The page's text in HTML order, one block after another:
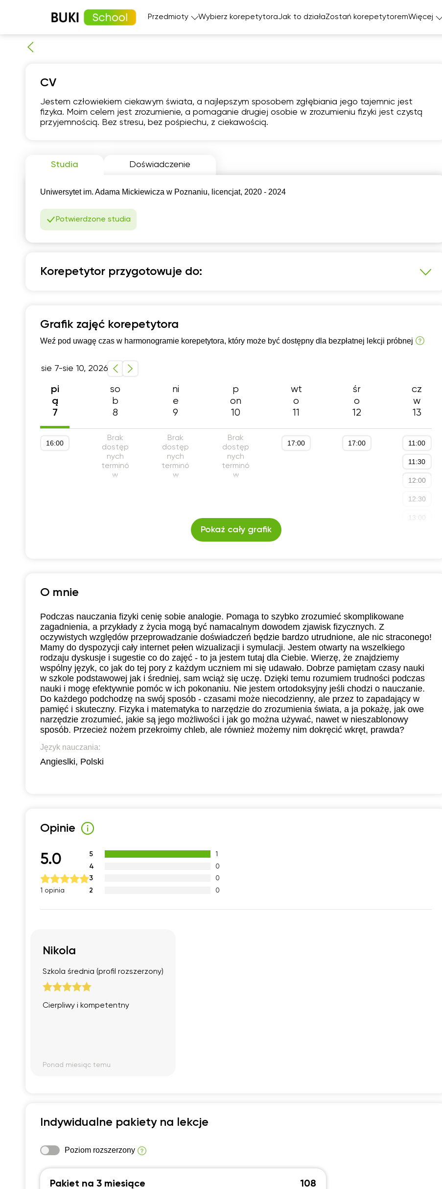
Przedmioty
Język polski
Chemia
Biologia
Język niemiecki
Język hiszpański
Wybierz korepetytoraJak to działaZostań korepetytoremWięcej
CV
Jestem człowiekiem ciekawym świata, a najlepszym sposobem zgłębiania jego tajemnic jest
fizyka. Moim celem jest zrozumienie, a pomaganie drugiej osobie w zrozumieniu fizyki jest czystą
przyjemnością. Bez stresu, bez pośpiechu, z ciekawością.
Studia Doświadczenie
Uniwersytet im. Adama Mickiewicza w Poznaniu, licencjat, 2020 - 2024
Potwierdzone studia
Korepetytor przygotowuje do:
Szkoła podstawowa 4-6 klasa
Szkola średnia (profil rozszerzony)
Grafik zajęć korepetytora
Weź pod uwagę czas w harmonogramie korepetytora, który może być dostępny dla bezpłatnej lekcji próbnej
sie 7-sie 10, 2026
pi
ą
7
so
b
8
ni
e
9
p
on
10
wt
o
11
śr
o
12
cz
w
13
16:00
Brak
dostęp
nych
terminó
w
Brak
dostęp
nych
terminó
w
Brak
dostęp
nych
terminó
w
17:00 17:00 11:00
11:30
12:00
12:30
13:00
Pokaż cały grafik
O mnie
Podczas nauczania fizyki cenię sobie analogie. Pomaga to szybko zrozumieć skomplikowane
zagadnienia, a przykłady z życia mogą być namacalnym dowodem zjawisk fizycznych. Z
oczywistych względów przeprowadzanie doświadczeń będzie bardzo utrudnione, ale nic straconego!
Mamy do dyspozycji cały internet pełen wizualizacji i symulacji. Jestem otwarty na wszelkiego
rodzaju dyskusje i sugestie co do zajęć - to ja jestem tutaj dla Ciebie. Wierzę, że znajdziemy
wspólny język, co jak do tej pory z każdym uczniem mi się udawało. Dobrze pamiętam czasy nauki
w szkole podstawowej jak i średniej, sam wciąż się uczę. Dzięki temu rozumiem trudności podczas
nauki i mogę efektywnie pomóc w ich pokonaniu. Nie jestem ortodoksyjny jeśli chodzi o nauczanie.
Do każdego podchodzę na swój sposób - czasami może niecodzienny, ale przez to zapadający w
pamięć i skuteczny. Fizyka i matematyka to narzędzie do zrozumienia świata, a ja pokażę, jak owe
narzędzie zrozumieć, jakie są jego możliwości i jak go można używać, nawet w nieszablonowy
sposób. Przecież nożem przekroimy chleb, ale również możemy nim dokręcić wkręt, prawda?
Język nauczania:
Angieslki, Polski
Opinie
5.0
1 opinia
5
1
4
0
3
0
2
0
Nikola
Szkola średnia (profil rozszerzony)
Cierpliwy i kompetentny
Ponad miesiąc temu
Indywidualne pakiety na lekcje
Poziom rozszerzony
Pakiet na 3 miesiące 108
terminów
terminów
17:00 17:00